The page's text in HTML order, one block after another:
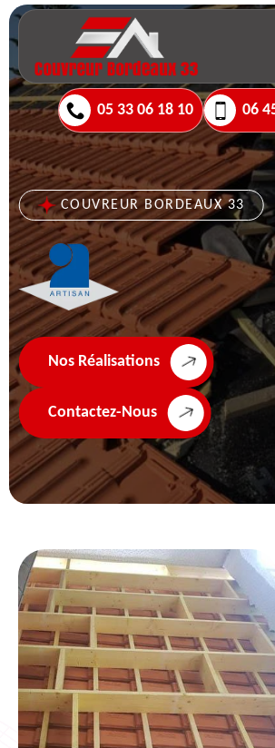
05 33 06 18 10 06
COUVREUR BORDEAUX 33
Nos Réalisations
Contactez-Nous